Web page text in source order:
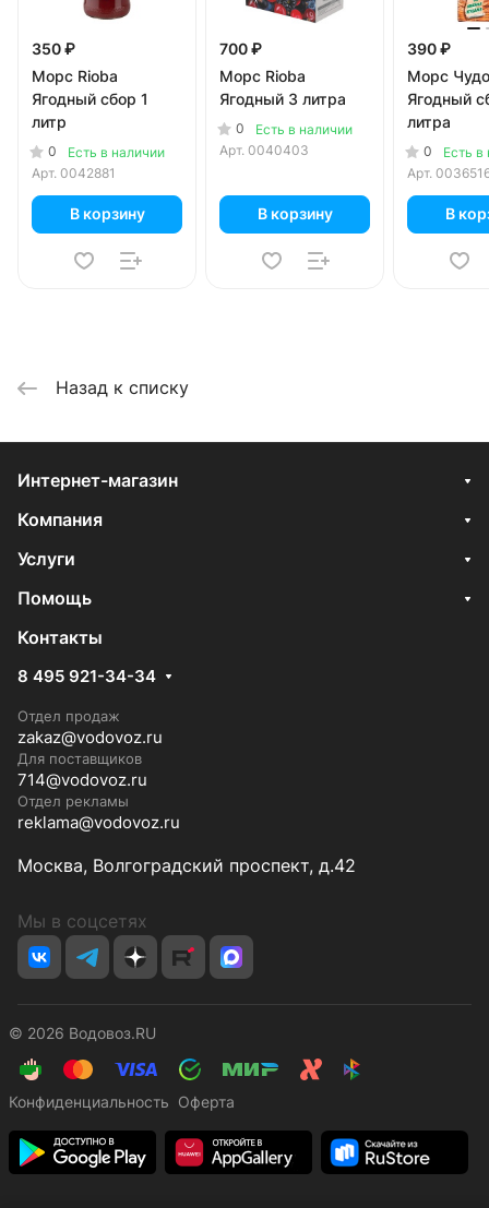
350 ₽
Морс Rioba
Ягодный сбор 1
литр
0
Есть в наличии
Арт. 0042881
В корзину
700 ₽
Морс Rioba
Ягодный 3 литра
0
Есть в наличии
Арт. 0040403
В корзину
390 ₽
Морс
Ягодный
литра
0
Есть в
Арт.
В
Назад к списку
Интернет-магазин
Компания
Услуги
Помощь
Контакты
8 495 921-34-34
Отдел продаж
zakaz@vodovoz.ru
Для поставщиков
714@vodovoz.ru
Отдел рекламы
reklama@vodovoz.ru
Москва, Волгоградский проспект, д.42
Мы в соцсетях
© 2026 Водовоз.RU
Конфиденциальность Оферта